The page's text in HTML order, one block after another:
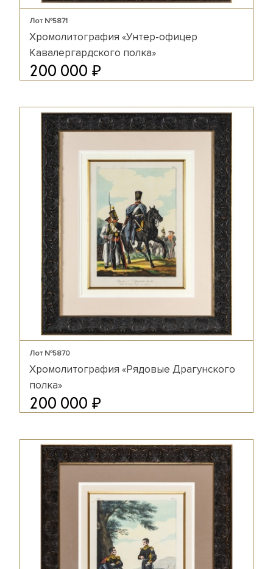
Лот №5871
Хромолитография «Унтер-офицер
Кавалергардского полка»
200 000 ₽
Лот №5870
Хромолитография «Рядовые Драгунского
полка»
200 000 ₽